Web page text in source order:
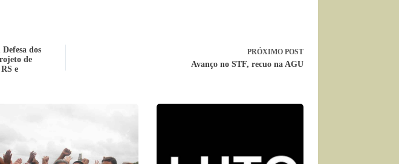
dos
de
e
PRÓXIMO POST
Avanço no STF, recuo na AGU